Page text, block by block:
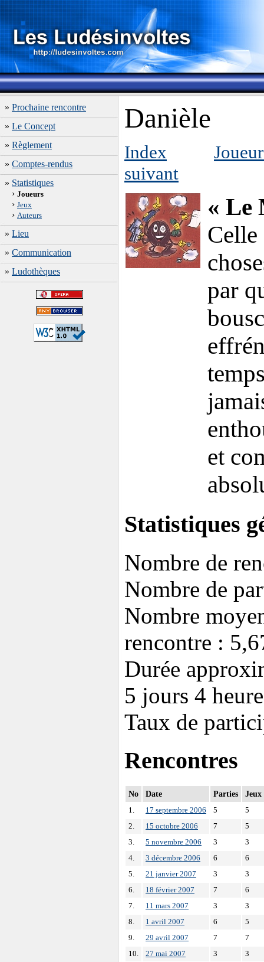
» Prochaine rencontre
» Le Concept
» Règlement
» Comptes-rendus
» Statistiques
› Joueurs
› Jeux
› Auteurs
» Lieu
» Communication
» Ludothèques
Danièle
Index
suivant
« Le
Celle
par
et
Statistiques
Nombre de
Nombre de
Nombre
rencontre :
Durée
5 jours 4
Taux de
Rencontres
No Date Parties Jeux
1. 17 septembre 2006 5
5
2.
15 octobre 2006 7
5
3.
5 novembre 2006 3
3
4.
3 décembre 2006 6
6
5.
21 janvier 2007 3
3
6.
18 février 2007 7
6
7.
11 mars 2007 3
3
8.
1 avril 2007 6
5
9.
29 avril 2007 7
7
10.
27 mai 2007 3
3